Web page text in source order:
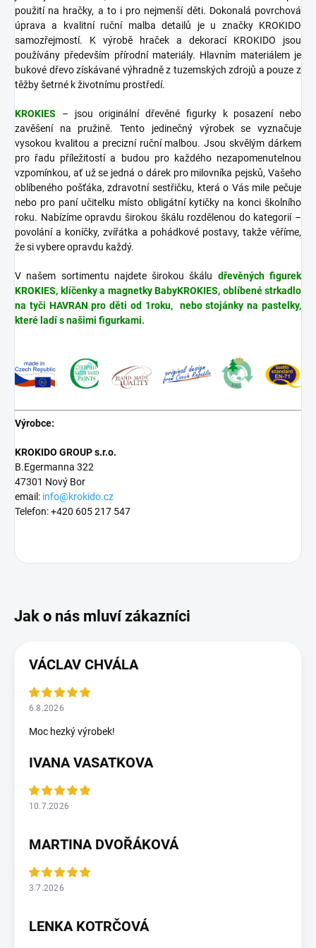
použití na hračky, a to i pro nejmenší děti. Dokonalá povrchová
úprava a kvalitní ruční malba detailů je u značky KROKIDO
samozřejmostí. K výrobě hraček a dekorací KROKIDO jsou
používány především přírodní materiály. Hlavním materiálem je
bukové dřevo získávané výhradně z tuzemských zdrojů a pouze z
těžby šetrné k životnímu prostředí.
KROKIES
– jsou originální dřevěné figurky k posazení nebo
zavěšení na pružině. Tento jedinečný výrobek se vyznačuje
vysokou kvalitou a precizní ruční malbou. Jsou skvělým dárkem
pro řadu příležitostí a budou pro každého nezapomenutelnou
vzpomínkou, ať už se jedná o dárek pro milovníka pejsků, Vašeho
oblíbeného pošťáka, zdravotní sestřičku, která o Vás mile pečuje
nebo pro paní učitelku místo obligátní kytičky na konci školního
roku. Nabízíme opravdu širokou škálu rozdělenou do kategorií –
povolání a koníčky, zvířátka a pohádkové postavy, takže věříme,
že si vybere opravdu každý.
V našem sortimentu najdete širokou škálu dřevěných figurek
KROKIES, klíčenky a magnetky BabyKROKIES, oblíbené strkadlo
na tyči HAVRAN pro děti od 1roku, nebo stojánky na pastelky,
které ladí s našimi figurkami.
Výrobce:
KROKIDO GROUP s.r.o.
B.Egermanna 322
47301 Nový Bor
email: info@krokido.cz
Telefon: +420 605 217 547
VÁCLAV CHVÁLA
6.8.2026
Moc hezký výrobek!
IVANA VASATKOVA
10.7.2026
MARTINA DVOŘÁKOVÁ
3.7.2026
LENKA KOTRČOVÁ